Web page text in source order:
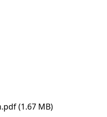
(1.67 MB)